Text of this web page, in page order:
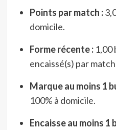
Points par match :
domicile.
Forme récente :1,00
encaissé(s) par
Marque au moins 1
100% à domicile.
Encaisse au moins 1